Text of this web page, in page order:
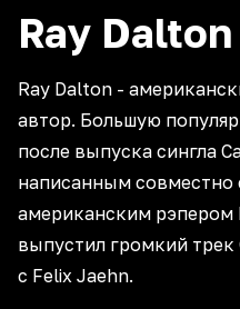
Ray Dalton
Ray Dalton -
автор. Большую
после выпуска сингла
написанным совместно
американским рэпером
выпустил громкий
с Felix Jaehn.